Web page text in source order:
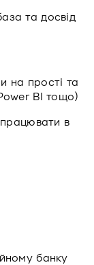
та досвід
на прості та
BI тощо)
працювати в
банку